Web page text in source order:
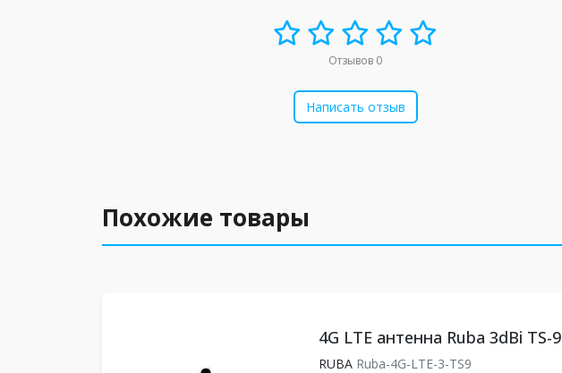
Отзывов 0
Написать отзыв
Похожие товары
4G LTE антенна Ruba 3dBi TS-9
RUBARuba-4G-LTE-3-TS9